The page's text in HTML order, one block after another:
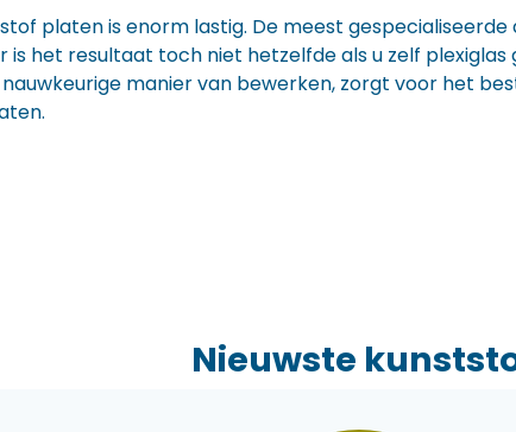
platen is enorm lastig. De meest
het resultaat toch niet hetzelfde als u zelf plexiglas
nauwkeurige manier van bewerken, zorgt voor het
Nieuwste